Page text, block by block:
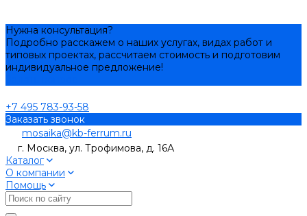
Нужна консультация?
Подробно расскажем о наших услугах, видах работ и
типовых проектах, рассчитаем стоимость и подготовим
индивидуальное предложение!
+7 495 783-93-58
Заказать звонок
mosaika@kb-ferrum.ru
г. Москва, ул. Трофимова, д. 16А
Каталог
О компании
Помощь